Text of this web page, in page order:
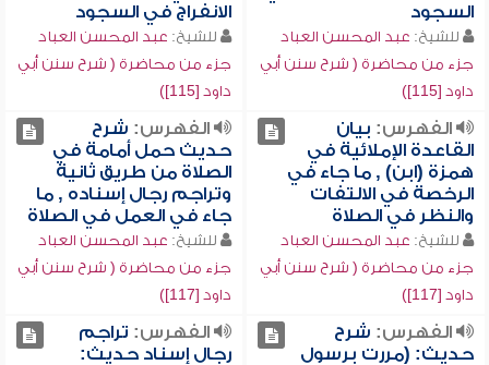
السجود
للشيخ: عبد المحسن العباد
جزء من محاضرة ( شرح سنن أبي
داود [115])
الانفراج في السجود
للشيخ: عبد المحسن العباد
جزء من محاضرة ( شرح سنن أبي
داود [115])
الفهرس: بيان
القاعدة الإملائية في
همزة (ابن) , ما جاء في
الرخصة في الالتفات
والنظر في الصلاة
للشيخ: عبد المحسن العباد
جزء من محاضرة ( شرح سنن أبي
داود [117])
الفهرس: شرح
حديث حمل أمامة في
الصلاة من طريق ثانية
وتراجم رجال إسناده , ما
جاء في العمل في الصلاة
للشيخ: عبد المحسن العباد
جزء من محاضرة ( شرح سنن أبي
داود [117])
الفهرس: شرح
حديث: (مررت برسول
الفهرس: تراجم
رجال إسناد حديث: